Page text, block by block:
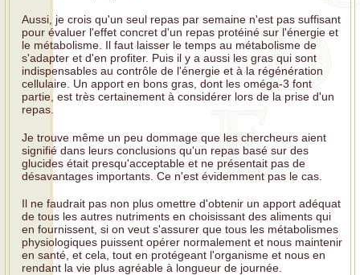
Aussi, je crois qu'un seul repas par semaine n'est pas suffisant
pour évaluer l'effet concret d'un repas protéiné sur l'énergie et
le métabolisme. Il faut laisser le temps au métabolisme de
s'adapter et d'en profiter. Puis il y a aussi les gras qui sont
indispensables au contrôle de l'énergie et à la régénération
cellulaire. Un apport en bons gras, dont les oméga-3 font
partie, est très certainement à considérer lors de la prise d'un
repas.
Je trouve même un peu dommage que les chercheurs aient
signifié dans leurs conclusions qu'un repas basé sur des
glucides était presqu'acceptable et ne présentait pas de
désavantages importants. Ce n'est évidemment pas le cas.
Il ne faudrait pas non plus omettre d'obtenir un apport adéquat
de tous les autres nutriments en choisissant des aliments qui
en fournissent, si on veut s'assurer que tous les métabolismes
physiologiques puissent opérer normalement et nous maintenir
en santé, et cela, tout en protégeant l'organisme et nous en
rendant la vie plus agréable à longueur de journée.